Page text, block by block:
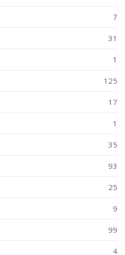
7
31
1
125
17
1
35
93
25
9
99
4